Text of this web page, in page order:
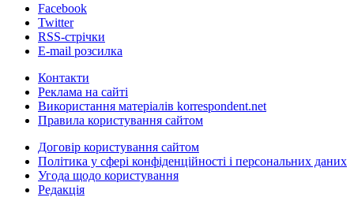
Facebook
Twitter
RSS-стрічки
E-mail розсилка
Контакти
Реклама на сайті
Використання матеріалів korrespondent.net
Правила користування сайтом
Договір користування сайтом
Політика у сфері конфіденційності і персональних даних
Угода щодо користування
Редакція